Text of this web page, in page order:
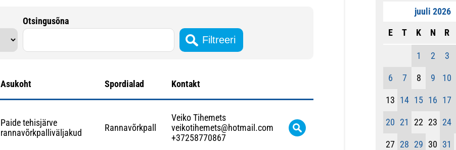
Otsingusõna
Asukoht Spordialad Kontakt
Paide tehisjärve
rannavõrkpalliväljakud
Rannavõrkpall
Veiko Tihemets
veikotihemets@hotmail.com
+37258770867
juuli 2026
E
T K N R
1 2 3
6 7 8 9 10
13 14 15 16 17
20 21 22 23 24
27 28 29 30 31